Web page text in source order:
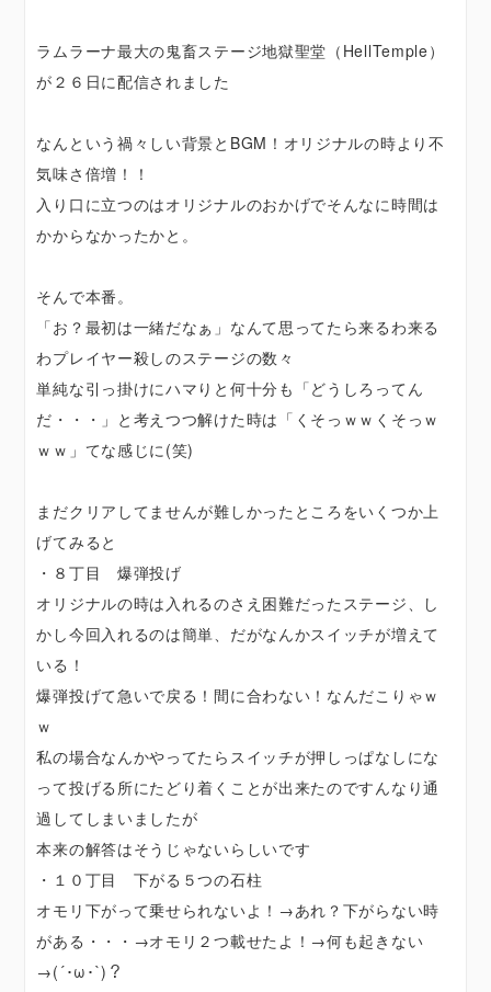
ラムラーナ最大の鬼畜ステージ地獄聖堂（HellTemple）
が２６日に配信されました
なんという禍々しい背景とBGM！オリジナルの時より不
気味さ倍増！！
入り口に立つのはオリジナルのおかげでそんなに時間は
かからなかったかと。
そんで本番。
「お？最初は一緒だなぁ」なんて思ってたら来るわ来る
わプレイヤー殺しのステージの数々
単純な引っ掛けにハマりと何十分も「どうしろってん
だ・・・」と考えつつ解けた時は「くそっｗｗくそっｗ
ｗｗ」てな感じに(笑)
まだクリアしてませんが難しかったところをいくつか上
げてみると
・８丁目 爆弾投げ
オリジナルの時は入れるのさえ困難だったステージ、し
かし今回入れるのは簡単、だがなんかスイッチが増えて
いる！
爆弾投げて急いで戻る！間に合わない！なんだこりゃｗ
ｗ
私の場合なんかやってたらスイッチが押しっぱなしにな
って投げる所にたどり着くことが出来たのですんなり通
過してしまいましたが
本来の解答はそうじゃないらしいです
・１０丁目 下がる５つの石柱
オモリ下がって乗せられないよ！→あれ？下がらない時
がある・・・→オモリ２つ載せたよ！→何も起きない
→(´･ω･`)？